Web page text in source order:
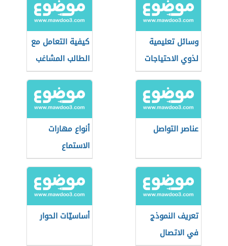
وسائل تعليمية
لذوي الاحتياجات
الخاصة
كيفية التعامل مع
الطالب المشاغب
عناصر التواصل
أنواع مهارات
الاستماع
تعريف النموذج
في الاتصال
أساسيّات الحوار